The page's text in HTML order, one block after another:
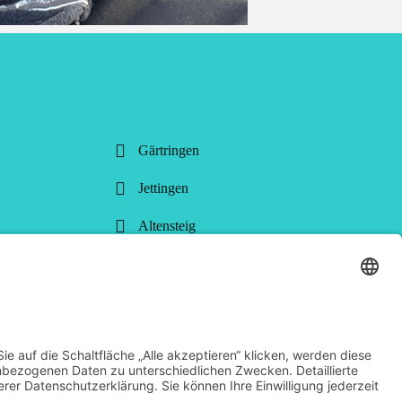
Gärtringen
Jettingen
Altensteig